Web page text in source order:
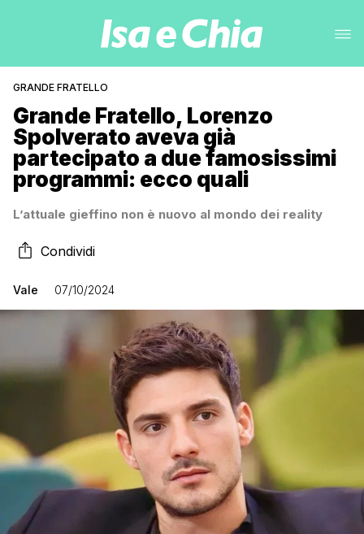
GRANDE FRATELLO
Grande Fratello, Lorenzo
Spolverato aveva già
partecipato a due famosissimi
programmi: ecco quali
L’attuale gieffino non è nuovo al mondo dei reality
Condividi
Vale 07/10/2024